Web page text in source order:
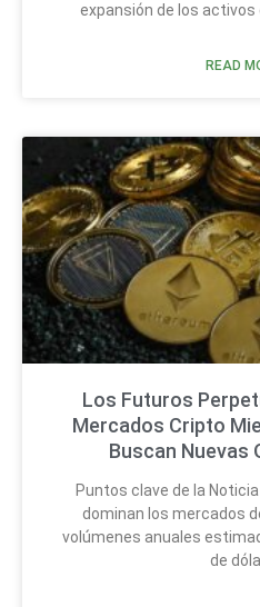
expansión de los
READ
Los Futuros
Mercados Cripto
Buscan Nuevas
Puntos clave de la
dominan los mercados
volúmenes anuales
de